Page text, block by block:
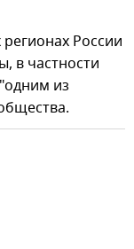
России
в частности
из